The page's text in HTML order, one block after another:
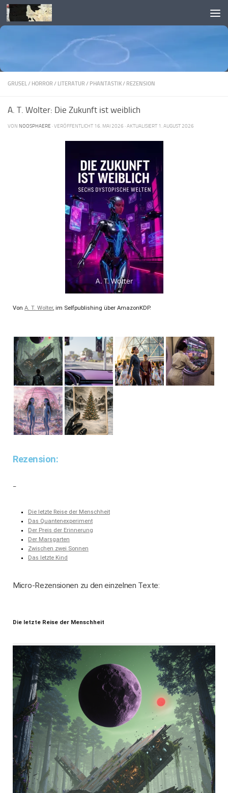
Skip to content
GRUSEL/ HORROR / LITERATUR / PHANTASTIK/ REZENSION
A. T. Wolter: Die Zukunft ist weiblich
VON NOOSPHAERE · VERÖFFENTLICHT 16. MAI 2026 · AKTUALISIERT 1. AUGUST 2026
Von A. T. Wolter, im Selfpublishing über AmazonKDP.
Rezension:
–
Die letzte Reise der Menschheit
Das Quantenexperiment
Der Preis der Erinnerung
Der Marsgarten
Zwischen zwei Sonnen
Das letzte Kind
Micro-Rezensionen zu den einzelnen Texte:
Die letzte Reise der Menschheit